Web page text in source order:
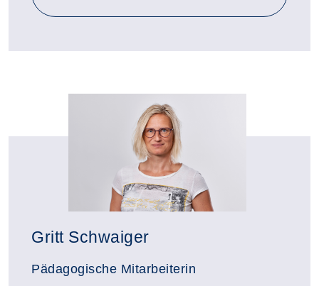
Gritt Schwaiger
Pädagogische Mitarbeiterin